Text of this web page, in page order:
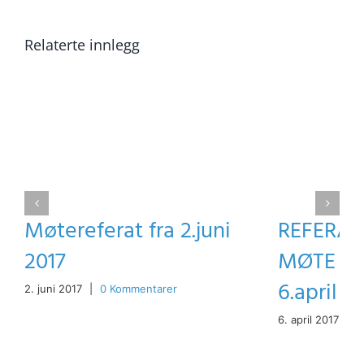
Relaterte innlegg
Møtereferat fra 2.juni
2017
2. juni 2017 0 Kommentarer
MØTE
6.april
6. april 2017